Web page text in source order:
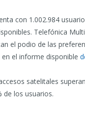
con 1.002.984
Telefónica
el podio de las
el informe disponible
satelitales
de los usuarios.